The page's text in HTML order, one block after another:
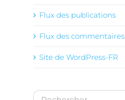
Flux des publications
Flux des commentaires
Site de WordPress-FR
Rechercher: